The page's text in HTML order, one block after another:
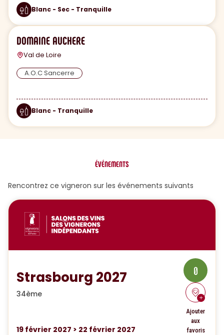
Blanc - Sec - Tranquille
DOMAINE AUCHERE
Val de Loire
A.O.C Sancerre
Blanc - Tranquille
ÉVÉNEMENTS
Rencontrez ce vigneron sur les événements suivants
Strasbourg 2027
34ème
19 février 2027 > 22 février 2027
0
Ajouter
aux
favoris